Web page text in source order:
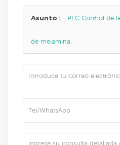
Asunto : PLC Control de
de melamina.